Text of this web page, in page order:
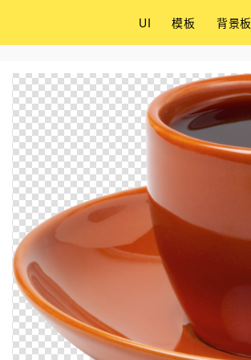
UI 模板 背景板